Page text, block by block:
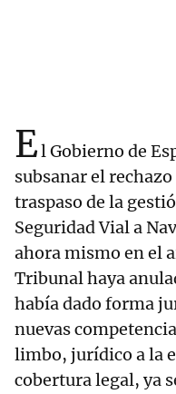
El Gobierno de
subsanar el
traspaso de la
Seguridad Vial a
ahora mismo en el
Tribunal haya
había dado forma
nuevas
limbo, jurídico a la
cobertura legal, ya